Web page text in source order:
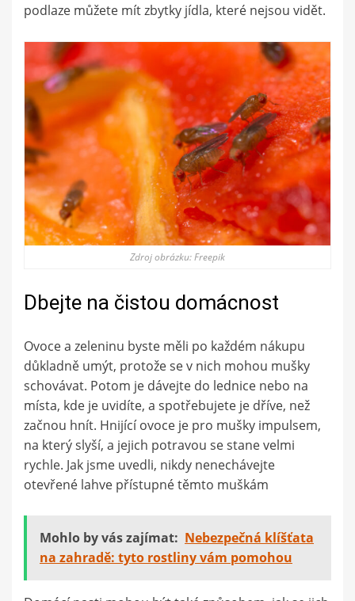
podlaze můžete mít zbytky jídla, které nejsou vidět.
Zdroj obrázku: Freepik
Dbejte na čistou domácnost
Ovoce a zeleninu byste měli po každém nákupu
důkladně umýt, protože se v nich mohou mušky
schovávat. Potom je dávejte do lednice nebo na
místa, kde je uvidíte, a spotřebujete je dříve, než
začnou hnít. Hnijící ovoce je pro mušky impulsem,
na který slyší, a jejich potravou se stane velmi
rychle. Jak jsme uvedli, nikdy nenechávejte
otevřené lahve přístupné těmto muškám
Mohlo by vás zajímat: Nebezpečná klíšťata
na zahradě: tyto rostliny vám pomohou